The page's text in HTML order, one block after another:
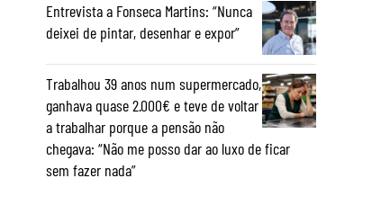
Entrevista a Fonseca Martins: “Nunca
deixei de pintar, desenhar e expor”
Trabalhou 39 anos num supermercado,
ganhava quase 2.000€ e teve de voltar
a trabalhar porque a pensão não
chegava: “Não me posso dar ao luxo de ficar
sem fazer nada”